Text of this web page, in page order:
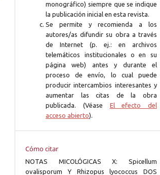
monográfico) siempre que se indique
la publicación inicial en esta revista.
Se permite y recomienda a los
autores/as difundir su obra a través
de Internet (p. ej.: en archivos
telemáticos institucionales o en su
página web) antes y durante el
proceso de envío, lo cual puede
producir intercambios interesantes y
aumentar las citas de la obra
publicada. (Véase El efecto del
acceso abierto).
Cómo citar
NOTAS MICOLÓGICAS X: Spicellum
ovalisporum Y Rhizopus lyococcus DOS